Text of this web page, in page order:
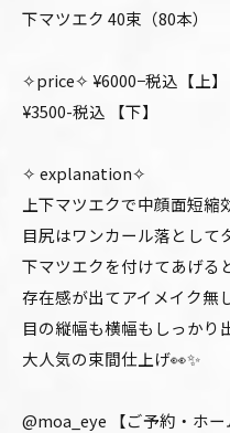
下マツエク 40束
✧price✧ ¥6000−税込【上】
¥3500-税込 【下】
✧ explanation✧
上下マツエクで中顔面短縮
目尻はワンカール落として
下マツエクを付けてあげる
存在感が出てアイメイク無
目の縦幅も横幅もしっか
大人気の束間仕上げ👀✨
@moa_eye 【ご予約・ホ